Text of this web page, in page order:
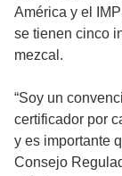
América y el
se tienen cinco
mezcal.
“Soy un
certificador por
y es importante
Consejo